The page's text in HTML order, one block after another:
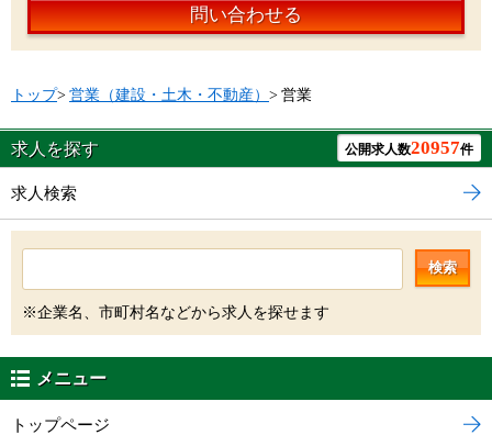
問い合わせる
トップ> 営業（建設・土木・不動産） > 営業
求人を探す 公開求人数20957件
求人検索
検索
※企業名、市町村名などから求人を探せます
メニュー
トップページ